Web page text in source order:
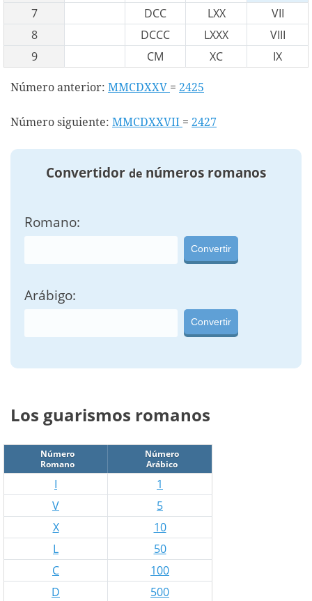
7
DCC LXX
VII
8
DCCC LXXX
VIII
9
CM XC IX
Número anterior: MMCDXXV = 2425
Número siguiente: MMCDXXVII = 2427
Convertidor de números romanos
Romano:
Convertir
Arábigo:
Convertir
Los guarismos romanos
Número
Romano
Número
Arábico
I
1
V
5
X
10
L
50
C
100
D
500